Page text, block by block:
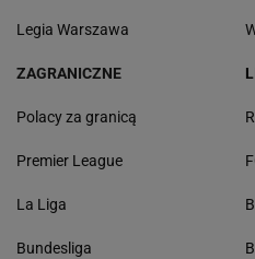
Legia Warszawa
ZAGRANICZNE
Polacy za granicą
Premier League
La Liga
Bundesliga